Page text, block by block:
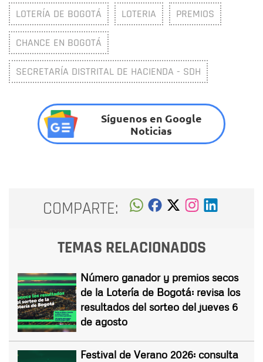
LOTERÍA DE BOGOTÁ LOTERIA PREMIOS
CHANCE EN BOGOTÁ
SECRETARÍA DISTRITAL DE HACIENDA - SDH
Síguenos en Google
Noticias
COMPARTE:
TEMAS RELACIONADOS
Número ganador y premios secos
de la Lotería de Bogotá: revisa los
resultados del sorteo del jueves 6
de agosto
Festival de Verano 2026: consulta